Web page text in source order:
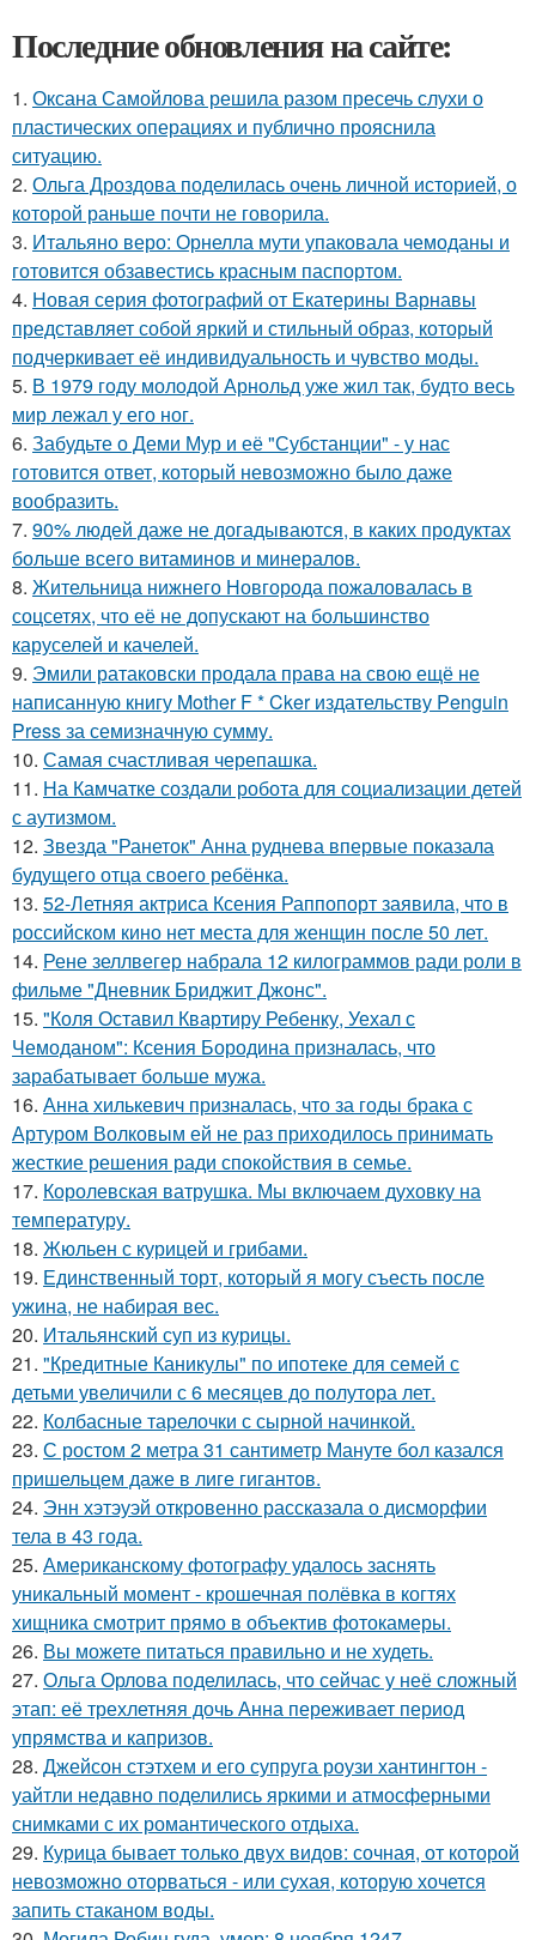
Последние обновления на сайте:
1. Оксана Самойлова решила разом пресечь слухи о
пластических операциях и публично прояснила
ситуацию.
2. Ольга Дроздова поделилась очень личной историей, о
которой раньше почти не говорила.
3. Итальяно веро: Орнелла мути упаковала чемоданы и
готовится обзавестись красным паспортом.
4. Новая серия фотографий от Екатерины Варнавы
представляет собой яркий и стильный образ, который
подчеркивает её индивидуальность и чувство моды.
5. В 1979 году молодой Арнольд уже жил так, будто весь
мир лежал у его ног.
6. Забудьте о Деми Мур и её "Субстанции" - у нас
готовится ответ, который невозможно было даже
вообразить.
7. 90% людей даже не догадываются, в каких продуктах
больше всего витаминов и минералов.
8. Жительница нижнего Новгорода пожаловалась в
соцсетях, что её не допускают на большинство
каруселей и качелей.
9. Эмили ратаковски продала права на свою ещё не
написанную книгу Mother F * Cker издательству Penguin
Press за семизначную сумму.
10. Самая счастливая черепашка.
11. На Камчатке создали робота для социализации детей
с аутизмом.
12. Звезда "Ранеток" Анна руднева впервые показала
будущего отца своего ребёнка.
13. 52-Летняя актриса Ксения Раппопорт заявила, что в
российском кино нет места для женщин после 50 лет.
14. Рене зеллвегер набрала 12 килограммов ради роли в
фильме "Дневник Бриджит Джонс".
15. "Коля Оставил Квартиру Ребенку, Уехал с
Чемоданом": Ксения Бородина призналась, что
зарабатывает больше мужа.
16. Анна хилькевич призналась, что за годы брака с
Артуром Волковым ей не раз приходилось принимать
жесткие решения ради спокойствия в семье.
17. Королевская ватрушка. Мы включаем духовку на
температуру.
18. Жюльен с курицей и грибами.
19. Единственный торт, который я могу съесть после
ужина, не набирая вес.
20. Итальянский суп из курицы.
21. "Кредитные Каникулы" по ипотеке для семей с
детьми увеличили с 6 месяцев до полутора лет.
22. Колбасные тарелочки с сырной начинкой.
23. С ростом 2 метра 31 сантиметр Мануте бол казался
пришельцем даже в лиге гигантов.
24. Энн хэтэуэй откровенно рассказала о дисморфии
тела в 43 года.
25. Американскому фотографу удалось заснять
уникальный момент - крошечная полёвка в когтях
хищника смотрит прямо в объектив фотокамеры.
26. Вы можете питаться правильно и не худеть.
27. Ольга Орлова поделилась, что сейчас у неё сложный
этап: её трехлетняя дочь Анна переживает период
упрямства и капризов.
28. Джейсон стэтхем и его супруга роузи хантингтон -
уайтли недавно поделились яркими и атмосферными
снимками с их романтического отдыха.
29. Курица бывает только двух видов: сочная, от которой
невозможно оторваться - или сухая, которую хочется
запить стаканом воды.